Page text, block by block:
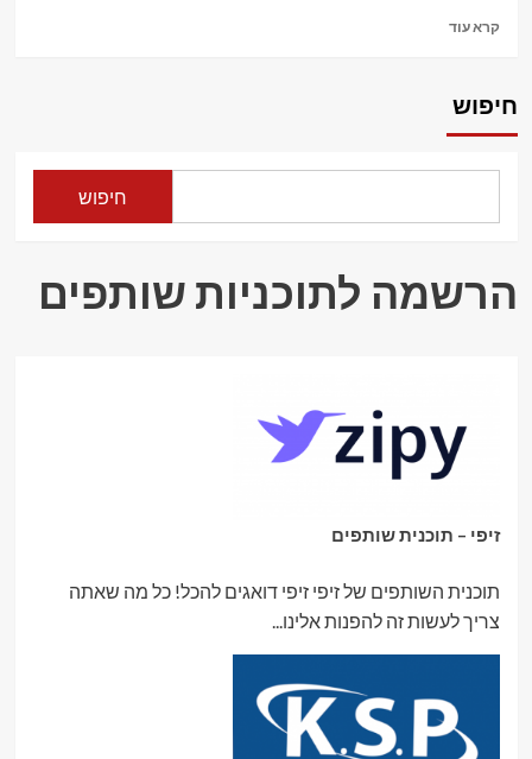
אחריקרא עודRead
נכון
חיפוש
חיפוש
הרשמה לתוכניות שותפים
זיפי – תוכנית שותפים
תוכנית השותפים של זיפי זיפי דואגים להכל! כל מה שאתה
צריך לעשות זה להפנות אלינו...